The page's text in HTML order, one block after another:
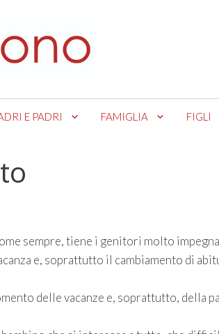
E PADRI FAMIGLIA FIGLI
sempre, tiene i genitori molto
e, soprattutto il cambiamento di
delle vacanze e, soprattutto, della